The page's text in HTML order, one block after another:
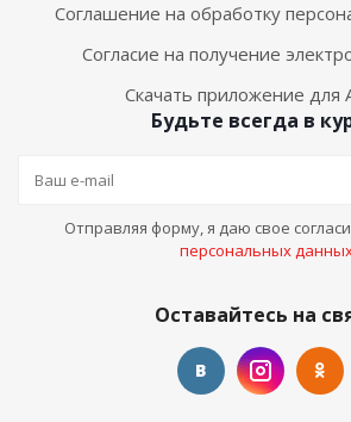
Соглашение на обработку
Согласие на получение
Скачать приложение для
Будьте всегда в
Отправляя форму, я даю свое
персональных
Оставайтесь на